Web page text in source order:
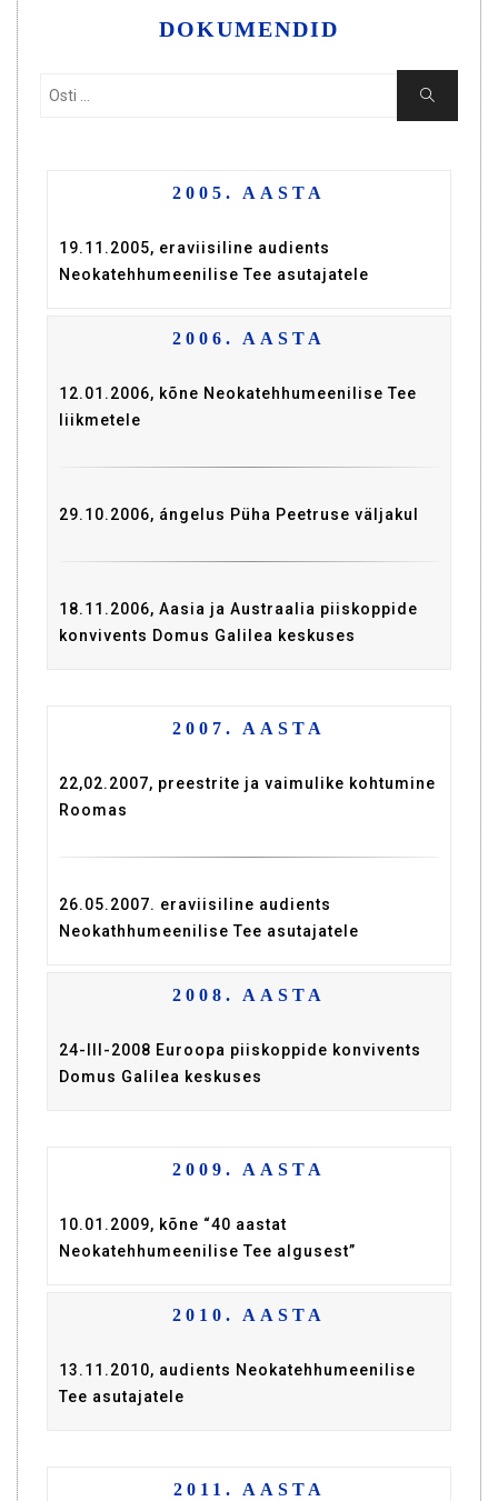
DOKUMENDID
Osti:
Osti
2005. AASTA
19.11.2005, eraviisiline audients
Neokatehhumeenilise Tee asutajatele
2006. AASTA
12.01.2006, kõne Neokatehhumeenilise Tee
liikmetele
29.10.2006, ángelus Püha Peetruse väljakul
18.11.2006, Aasia ja Austraalia piiskoppide
konvivents Domus Galilea keskuses
2007. AASTA
22,02.2007, preestrite ja vaimulike kohtumine
Roomas
26.05.2007. eraviisiline audients
Neokathhumeenilise Tee asutajatele
2008. AASTA
24-III-2008 Euroopa piiskoppide konvivents
Domus Galilea keskuses
2009. AASTA
10.01.2009, kõne “40 aastat
Neokatehhumeenilise Tee algusest”
2010. AASTA
13.11.2010, audients Neokatehhumeenilise
Tee asutajatele
2011. AASTA